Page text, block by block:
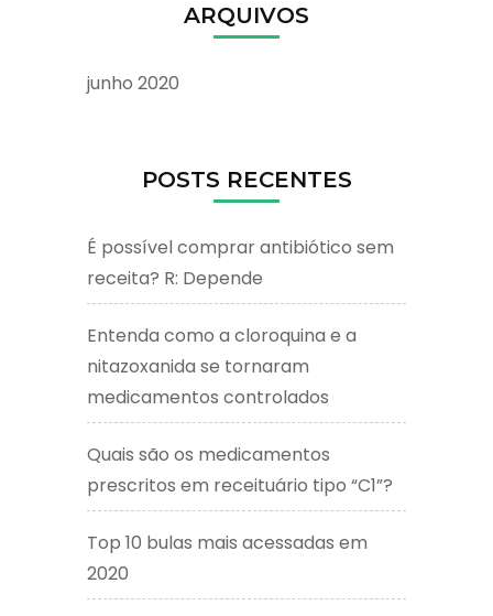
ARQUIVOS
junho 2020
POSTS RECENTES
É possível comprar antibiótico sem
receita? R: Depende
Entenda como a cloroquina e a
nitazoxanida se tornaram
medicamentos controlados
Quais são os medicamentos
prescritos em receituário tipo “C1”?
Top 10 bulas mais acessadas em
2020